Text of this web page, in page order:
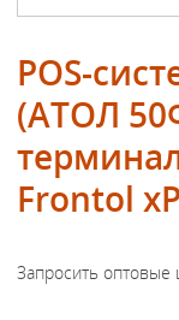
POS-
(АТОЛ
Frontol